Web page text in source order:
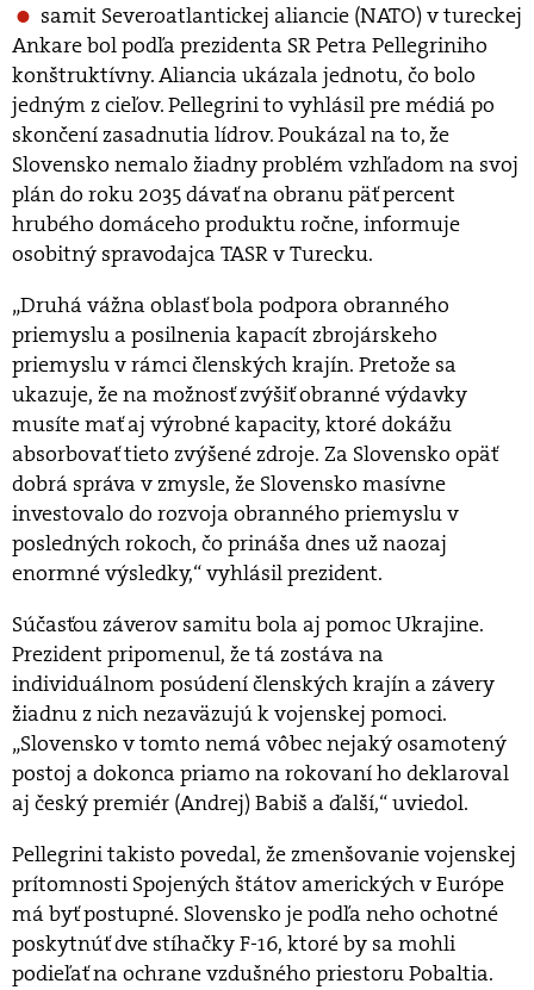
samit Severoatlantickej aliancie (NATO) v tureckej
Ankare bol podľa prezidenta SR Petra Pellegriniho
konštruktívny. Aliancia ukázala jednotu, čo bolo
jedným z cieľov. Pellegrini to vyhlásil pre médiá po
skončení zasadnutia lídrov. Poukázal na to, že
Slovensko nemalo žiadny problém vzhľadom na svoj
plán do roku 2035 dávať na obranu päť percent
hrubého domáceho produktu ročne, informuje
osobitný spravodajca TASR v Turecku.
„Druhá vážna oblasť bola podpora obranného
priemyslu a posilnenia kapacít zbrojárskeho
priemyslu v rámci členských krajín. Pretože sa
ukazuje, že na možnosť zvýšiť obranné výdavky
musíte mať aj výrobné kapacity, ktoré dokážu
absorbovať tieto zvýšené zdroje. Za Slovensko opäť
dobrá správa v zmysle, že Slovensko masívne
investovalo do rozvoja obranného priemyslu v
posledných rokoch, čo prináša dnes už naozaj
enormné výsledky,“ vyhlásil prezident.
Súčasťou záverov samitu bola aj pomoc Ukrajine.
Prezident pripomenul, že tá zostáva na
individuálnom posúdení členských krajín a závery
žiadnu z nich nezaväzujú k vojenskej pomoci.
„Slovensko v tomto nemá vôbec nejaký osamotený
postoj a dokonca priamo na rokovaní ho deklaroval
aj český premiér (Andrej) Babiš a ďalší,“ uviedol.
Pellegrini takisto povedal, že zmenšovanie vojenskej
prítomnosti Spojených štátov amerických v Európe
má byť postupné. Slovensko je podľa neho ochotné
poskytnúť dve stíhačky F-16, ktoré by sa mohli
podieľať na ochrane vzdušného priestoru Pobaltia.